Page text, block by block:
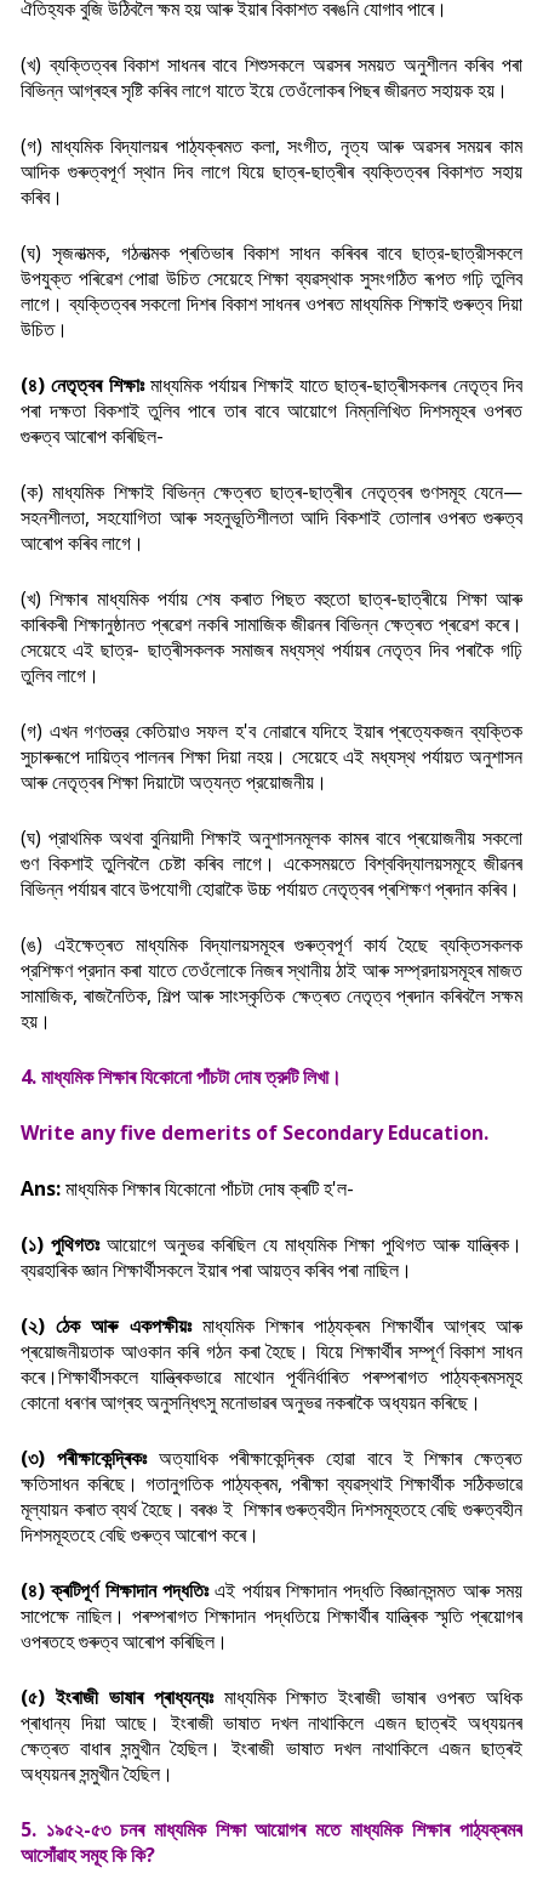
ঐতিহ্যক বুজি উঠিবলৈ ক্ষম হয় আৰু ইয়াৰ বিকাশত বৰঙনি যোগাব পাৰে।
(খ) ব্যক্তিত্বৰ বিকাশ সাধনৰ বাবে শিশুসকলে অৱসৰ সময়ত অনুশীলন কৰিব পৰা
বিভিন্ন আগ্ৰহৰ সৃষ্টি কৰিব লাগে যাতে ইয়ে তেওঁলোকৰ পিছৰ জীৱনত সহায়ক হয়।
(গ) মাধ্যমিক বিদ্যালয়ৰ পাঠ্যক্ৰমত কলা, সংগীত, নৃত্য আৰু অৱসৰ সময়ৰ কাম
আদিক গুৰুত্বপূৰ্ণ স্থান দিব লাগে যিয়ে ছাত্ৰ-ছাত্ৰীৰ ব্যক্তিত্বৰ বিকাশত সহায়
কৰিব।
(ঘ) সৃজনাত্মক, গঠনাত্মক প্ৰতিভাৰ বিকাশ সাধন কৰিবৰ বাবে ছাত্র-ছাত্রীসকলে
উপযুক্ত পৰিৱেশ পোৱা উচিত সেয়েহে শিক্ষা ব্যৱস্থাক সুসংগঠিত ৰূপত গঢ়ি তুলিব
লাগে। ব্যক্তিত্বৰ সকলো দিশৰ বিকাশ সাধনৰ ওপৰত মাধ্যমিক শিক্ষাই গুৰুত্ব দিয়া
উচিত।
(৪) নেতৃত্বৰ শিক্ষাঃমাধ্যমিক পৰ্যায়ৰ শিক্ষাই যাতে ছাত্ৰ-ছাত্ৰীসকলৰ নেতৃত্ব দিব
পৰা দক্ষতা বিকশাই তুলিব পাৰে তাৰ বাবে আয়োগে নিম্নলিখিত দিশসমূহৰ ওপৰত
গুৰুত্ব আৰোপ কৰিছিল-
(ক) মাধ্যমিক শিক্ষাই বিভিন্ন ক্ষেত্ৰত ছাত্ৰ-ছাত্ৰীৰ নেতৃত্বৰ গুণসমূহ যেনে—
সহনশীলতা, সহযোগিতা আৰু সহনুভূতিশীলতা আদি বিকশাই তোলাৰ ওপৰত গুৰুত্ব
আৰোপ কৰিব লাগে।
(খ) শিক্ষাৰ মাধ্যমিক পর্যায় শেষ কৰাত পিছত বহুতো ছাত্ৰ-ছাত্ৰীয়ে শিক্ষা আৰু
কাৰিকৰী শিক্ষানুষ্ঠানত প্ৰৱেশ নকৰি সামাজিক জীৱনৰ বিভিন্ন ক্ষেত্ৰত প্ৰৱেশ কৰে।
সেয়েহে এই ছাত্র- ছাত্ৰীসকলক সমাজৰ মধ্যস্থ পৰ্যায়ৰ নেতৃত্ব দিব পৰাকৈ গঢ়ি
তুলিব লাগে।
(গ) এখন গণতন্ত্র কেতিয়াও সফল হ'ব নোৱাৰে যদিহে ইয়াৰ প্ৰত্যেকজন ব্যক্তিক
সুচাৰুৰূপে দায়িত্ব পালনৰ শিক্ষা দিয়া নহয়। সেয়েহে এই মধ্যস্থ পৰ্যায়ত অনুশাসন
আৰু নেতৃত্বৰ শিক্ষা দিয়াটো অত্যন্ত প্রয়োজনীয়।
(ঘ) প্রাথমিক অথবা বুনিয়াদী শিক্ষাই অনুশাসনমূলক কামৰ বাবে প্ৰয়োজনীয় সকলো
গুণ বিকশাই তুলিবলৈ চেষ্টা কৰিব লাগে। একেসময়তে বিশ্ববিদ্যালয়সমূহে জীৱনৰ
বিভিন্ন পৰ্যায়ৰ বাবে উপযোগী হোৱাকৈ উচ্চ পৰ্যায়ত নেতৃত্বৰ প্ৰশিক্ষণ প্ৰদান কৰিব।
(ঙ) এইক্ষেত্ৰত মাধ্যমিক বিদ্যালয়সমূহৰ গুৰুত্বপূৰ্ণ কাৰ্য হৈছে ব্যক্তিসকলক
প্রশিক্ষণ প্রদান কৰা যাতে তেওঁলোকে নিজৰ স্থানীয় ঠাই আৰু সম্প্রদায়সমূহৰ মাজত
সামাজিক, ৰাজনৈতিক, শিল্প আৰুসাংস্কৃতিক ক্ষেত্ৰত নেতৃত্ব প্ৰদান কৰিবলৈ সক্ষম
হয়।
4. মাধ্যমিক শিক্ষাৰ যিকোনো পাঁচটা দোষ ত্রুটি লিখা।
Write any five demerits of Secondary Education.
Ans:মাধ্যমিক শিক্ষাৰ যিকোনো পাঁচটা দোষ ক্ৰটি হ'ল-
(১) পুথিগতঃ আয়োগে অনুভৱ কৰিছিল যে মাধ্যমিক শিক্ষা পুথিগত আৰু যান্ত্ৰিক।
ব্যৱহাৰিক জ্ঞান শিক্ষাৰ্থীসকলে ইয়াৰ পৰা আয়ত্ব কৰিব পৰা নাছিল।
(২) ঠেক আৰু একপক্ষীয়ঃ মাধ্যমিক শিক্ষাৰ পাঠ্যক্ৰম শিক্ষাৰ্থীৰ আগ্ৰহ আৰু
প্ৰয়োজনীয়তাক আওকান কৰি গঠন কৰা হৈছে। যিয়ে শিক্ষাৰ্থীৰ সম্পূৰ্ণ বিকাশ সাধন
কৰে।শিক্ষাৰ্থীসকলে যান্ত্ৰিকভাৱে মাথোন পূৰ্বনিৰ্ধাৰিত পৰম্পৰাগত পাঠ্যক্ৰমসমূহ
কোনো ধৰণৰ আগ্ৰহ অনুসন্ধিৎসু মনোভাৱৰ অনুভৱ নকৰাকৈ অধ্যয়ন কৰিছে।
(৩) পৰীক্ষাকেন্দ্ৰিকঃ অত্যাধিক পৰীক্ষাকেন্দ্ৰিক হোৱা বাবে ই শিক্ষাৰ ক্ষেত্ৰত
ক্ষতিসাধন কৰিছে। গতানুগতিক পাঠ্যক্ৰম, পৰীক্ষা ব্যৱস্থাই শিক্ষাৰ্থীক সঠিকভাৱে
মূল্যায়ন কৰাত ব্যৰ্থ হৈছে। বৰঞ্চ ই শিক্ষাৰ গুৰুত্বহীন দিশসমূহতহে বেছি গুৰুত্বহীন
দিশসমূহতহে বেছি গুৰুত্ব আৰোপ কৰে।
(৪) ক্ৰটিপূৰ্ণ শিক্ষাদান পদ্ধতিঃএই পৰ্যায়ৰ শিক্ষাদান পদ্ধতি বিজ্ঞানসন্মত আৰু সময়
সাপেক্ষে নাছিল। পৰম্পৰাগত শিক্ষাদান পদ্ধতিয়ে শিক্ষাৰ্থীৰ যান্ত্ৰিক স্মৃতি প্ৰয়োগৰ
ওপৰতহে গুৰুত্ব আৰোপ কৰিছিল।
(৫) ইংৰাজী ভাষাৰ প্ৰাধ্যন্যঃ মাধ্যমিক শিক্ষাত ইংৰাজী ভাষাৰ ওপৰত অধিক
প্ৰাধান্য দিয়া আছে। ইংৰাজী ভাষাত দখল নাথাকিলে এজন ছাত্ৰই অধ্যয়নৰ
ক্ষেত্ৰত বাধাৰ সন্মুখীন হৈছিল। ইংৰাজী ভাষাত দখল নাথাকিলে এজন ছাত্ৰই
অধ্যয়নৰ সন্মুখীন হৈছিল।
5. ১৯৫২-৫৩ চনৰ মাধ্যমিক শিক্ষা আয়োগৰ মতে মাধ্যমিক শিক্ষাৰ পাঠ্যক্ৰমৰ
আসোঁৱাহ সমূহ কি কি?